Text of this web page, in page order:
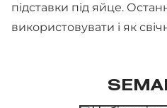
підставки під яйце.
використовувати і як